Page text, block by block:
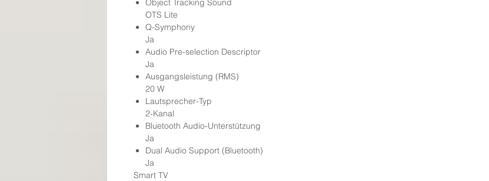
Object Tracking Sound
OTS Lite
Q-Symphony
Ja
Audio Pre-selection Descriptor
Ja
Ausgangsleistung (RMS)
20 W
Lautsprecher-Typ
2-Kanal
Bluetooth Audio-Unterstützung
Ja
Dual Audio Support (Bluetooth)
Ja
Smart TV